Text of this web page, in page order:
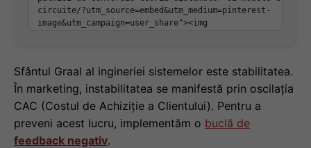
Sfântul Graal al ingineriei sistemelor este stabilitatea.
În marketing, instabilitatea se manifestă prin oscilația
CAC (Costul de Achiziție a Clientului). Pentru a
preveni acest lucru, implementăm o buclă de
feedback negativ.